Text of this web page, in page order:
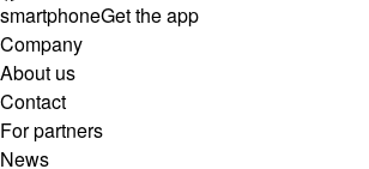
smartphoneGet the app
Company
About us
Contact
For partners
News